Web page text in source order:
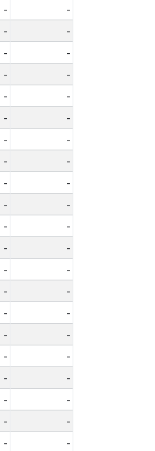
-
-
-
-
-
-
-
-
-
-
-
-
-
-
-
-
-
-
-
-
-
-
-
-
-
-
-
-
-
-
-
-
-
-
-
-
-
-
-
-
-
-